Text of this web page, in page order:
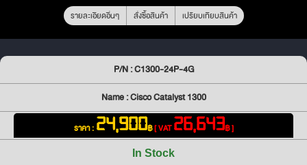
รายละเอียดอื่นๆ สั่งซื้อสินค้า เปรียบเทียบสินค้า
P/N : C1300-24P-4G
Name : Cisco Catalyst 1300
ราคา : 24,900฿[ VAT26,643฿ ]
In Stock